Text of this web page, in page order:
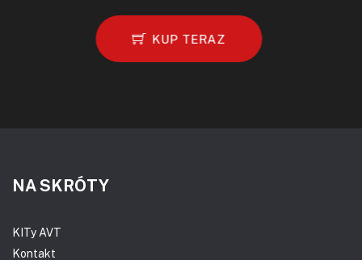
KUP TERAZ
NA SKRÓTY
KITy AVT
Kontakt